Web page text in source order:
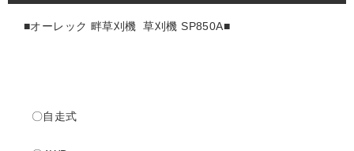
■オーレック 畔草刈機 草刈機 SP850A■
〇自走式